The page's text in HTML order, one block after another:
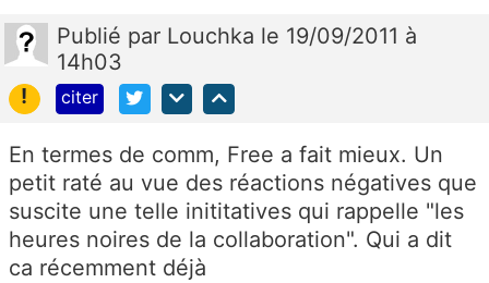
Publié par Louchka le 19/09/2011 à
14h03
!
citer
En termes de comm, Free a fait mieux. Un
petit raté au vue des réactions négatives que
suscite une telle inititatives qui rappelle "les
heures noires de la collaboration". Qui a dit
ca récemment déjà